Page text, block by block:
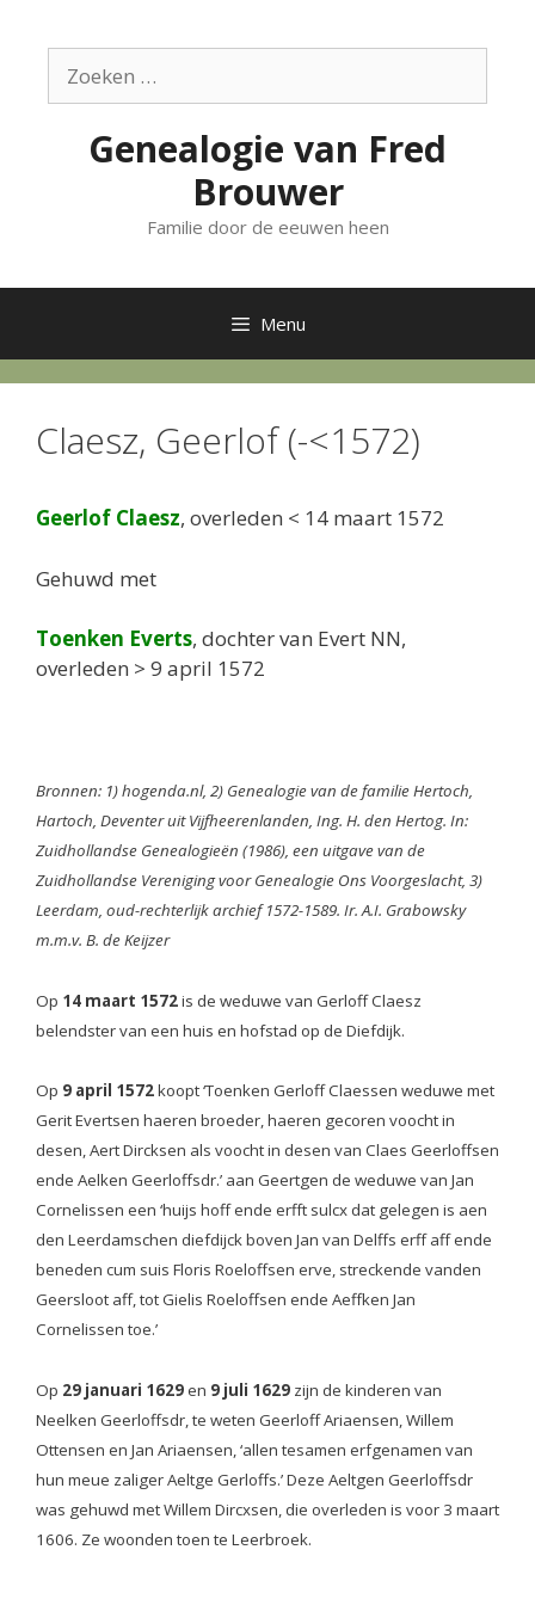
inhoudnaar:
Genealogie van Fred
Brouwer
Familie door de eeuwen heen
Menu
Claesz, Geerlof (-<1572)
Geerlof Claesz, overleden < 14 maart 1572
Gehuwd met
Toenken Everts, dochter van Evert NN,
overleden > 9 april 1572
Bronnen: 1) hogenda.nl, 2) Genealogie van de familie Hertoch,
Hartoch, Deventer uit Vijfheerenlanden, Ing. H. den Hertog. In:
Zuidhollandse Genealogieën (1986), een uitgave van de
Zuidhollandse Vereniging voor Genealogie Ons Voorgeslacht, 3)
Leerdam, oud-rechterlijk archief 1572-1589. Ir. A.I. Grabowsky
m.m.v. B. de Keijzer
Op 14 maart 1572is de weduwe van Gerloff Claesz
belendster van een huis en hofstad op de Diefdijk.
Op 9 april 1572koopt ‘Toenken Gerloff Claessen weduwe met
Gerit Evertsen haeren broeder, haeren gecoren voocht in
desen, Aert Dircksen als voocht in desen van Claes Geerloffsen
ende Aelken Geerloffsdr.’ aan Geertgen de weduwe van Jan
Cornelissen een ‘huijs hoff ende erfft sulcx dat gelegen is aen
den Leerdamschen diefdijck boven Jan van Delffs erff aff ende
beneden cum suis Floris Roeloffsen erve, streckende vanden
Geersloot aff, tot Gielis Roeloffsen ende Aeffken Jan
Cornelissen toe.’
Op 29 januari 1629en 9 juli 1629 zijn de kinderen van
Neelken Geerloffsdr, te weten Geerloff Ariaensen, Willem
Ottensen en Jan Ariaensen, ‘allen tesamen erfgenamen van
hun meue zaliger Aeltge Gerloffs.’ Deze Aeltgen Geerloffsdr
was gehuwd met Willem Dircxsen, die overleden is voor 3 maart
1606. Ze woonden toen te Leerbroek.